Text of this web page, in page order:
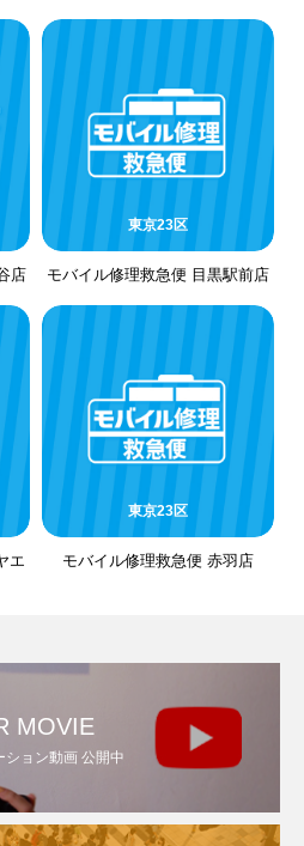
店
東京23区
モバイル修理救急便 目黒駅前店
エ
東京23区
モバイル修理救急便 赤羽店
MOVIE
ション動画 公開中